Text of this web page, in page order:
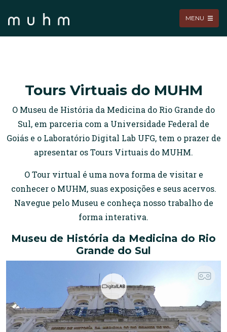
MENU
Tours Virtuais do MUHM
O Museu de História da Medicina do Rio Grande do
Sul, em parceria com a Universidade Federal de
Goiás e o Laboratório Digital Lab UFG, tem o prazer de
apresentar os Tours Virtuais do MUHM.
O Tour virtual é uma nova forma de visitar e
conhecer o MUHM, suas exposições e seus acervos.
Navegue pelo Museu e conheça nosso trabalho de
forma interativa.
Museu de História da Medicina do Rio
Grande do Sul